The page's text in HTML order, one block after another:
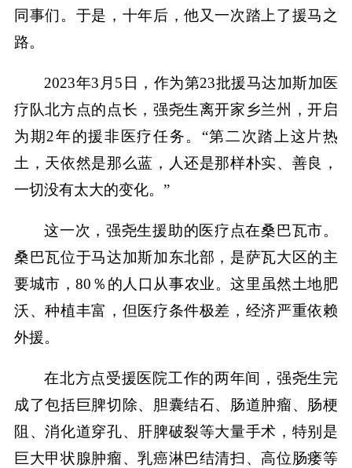
同事们。于是，十年后，他又一次踏上了援马之
路。
2023年3月5日，作为第23批援马达加斯加医
疗队北方点的点长，强尧生离开家乡兰州，开启
为期2年的援非医疗任务。“第二次踏上这片热
土，天依然是那么蓝，人还是那样朴实、善良，
一切没有太大的变化。”
这一次，强尧生援助的医疗点在桑巴瓦市。
桑巴瓦位于马达加斯加东北部，是萨瓦大区的主
要城市，80％的人口从事农业。这里虽然土地肥
沃、种植丰富，但医疗条件极差，经济严重依赖
外援。
在北方点受援医院工作的两年间，强尧生完
成了包括巨脾切除、胆囊结石、肠道肿瘤、肠梗
阻、消化道穿孔、肝脾破裂等大量手术，特别是
巨大甲状腺肿瘤、乳癌淋巴结清扫、高位肠瘘等